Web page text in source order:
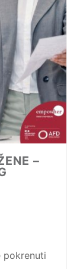
–
pokrenuti